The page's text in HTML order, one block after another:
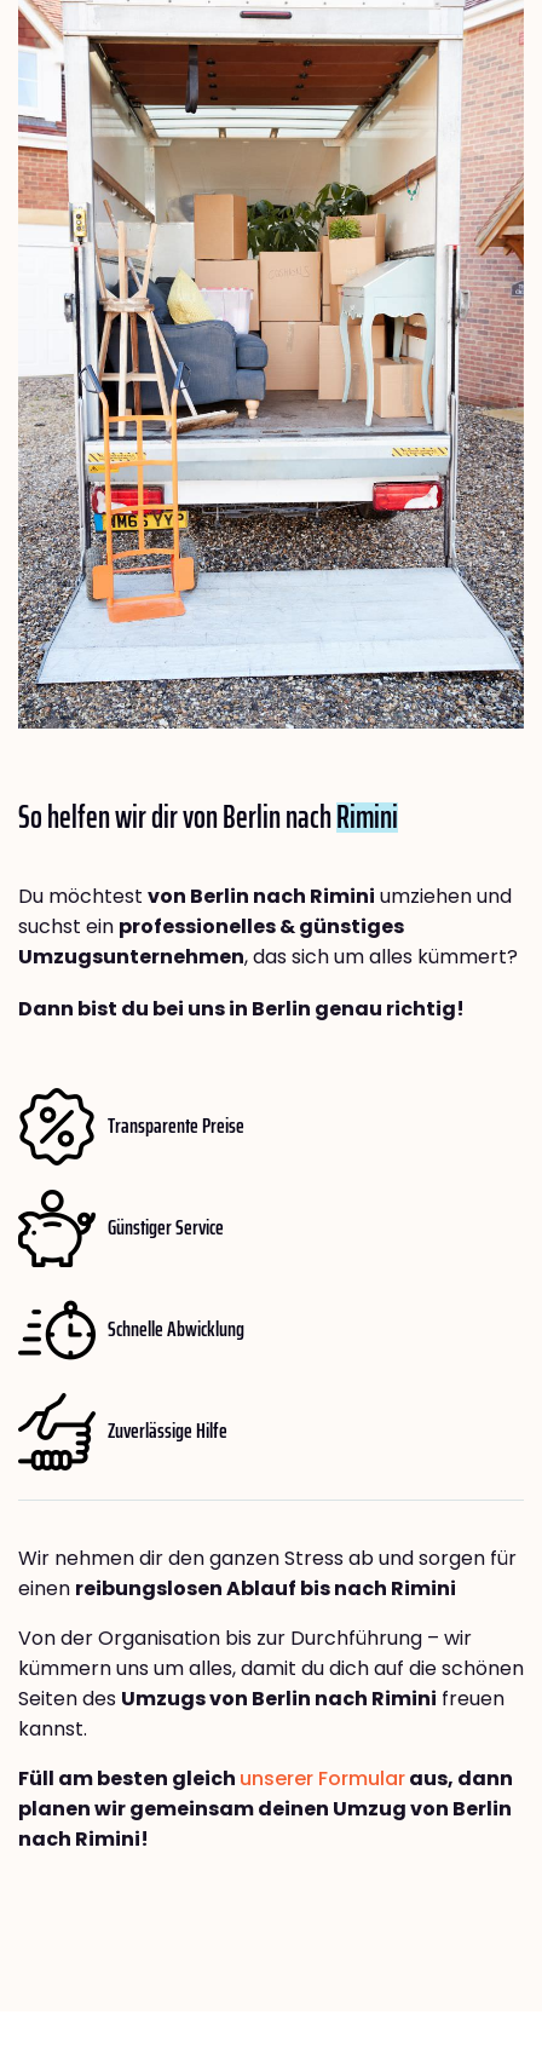
So helfen wir dir von Berlin nachRimini
Du möchtest von Berlin nach Rimini umziehen und
suchst ein professionelles & günstiges
Umzugsunternehmen, das sich um alles kümmert?
Dann bist du bei uns in Berlin genau richtig!
Transparente Preise
Günstiger Service
Schnelle Abwicklung
Zuverlässige Hilfe
Wir nehmen dir den ganzen Stress ab und sorgen für
einen reibungslosen Ablauf bis nach Rimini
Von der Organisation bis zur Durchführung – wir
kümmern uns um alles, damit du dich auf die schönen
Seiten des Umzugs von Berlin nach Rimini freuen
kannst.
Füll am besten gleich unserer Formularaus, dann
planen wir gemeinsam deinen Umzug von Berlin
nach Rimini!